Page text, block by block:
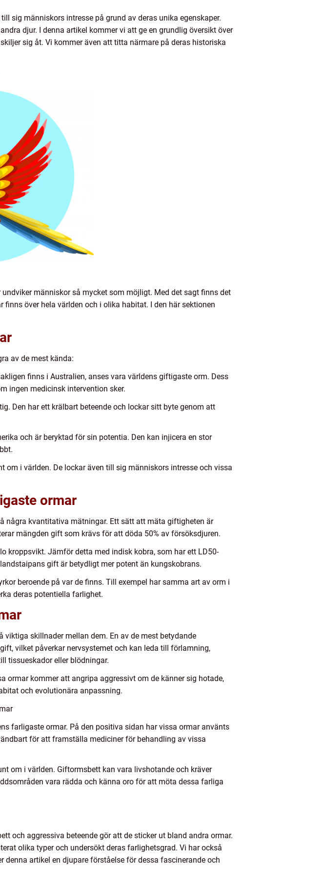
sig människors intresse på grund av deras unika egenskaper.
djur. I denna artikel kommer vi att ge en grundlig översikt över
sig åt. Vi kommer även att titta närmare på deras historiska
människor så mycket som möjligt. Med det sagt finns det
över hela världen och i olika habitat. I den här sektionen
av de mest kända:
finns i Australien, anses vara världens giftigaste orm. Dess
ingen medicinsk intervention sker.
Den har ett krälbart beteende och lockar sitt byte genom att
och är beryktad för sin potentia. Den kan injicera en stor
i världen. De lockar även till sig människors intresse och vissa
ormar
några kvantitativa mätningar. Ett sätt att mäta giftigheten är
mängden gift som krävs för att döda 50% av försöksdjuren.
kroppsvikt. Jämför detta med indisk kobra, som har ett LD50-
gift är betydligt mer potent än kungskobrans.
beroende på var de finns. Till exempel har samma art av orm i
deras potentiella farlighet.
skillnader mellan dem. En av de mest betydande
vilket påverkar nervsystemet och kan leda till förlamning,
tissueskador eller blödningar.
ormar kommer att angripa aggressivt om de känner sig hotade,
och evolutionära anpassning.
farligaste ormar. På den positiva sidan har vissa ormar använts
för att framställa mediciner för behandling av vissa
om i världen. Giftormsbett kan vara livshotande och kräver
vara rädda och känna oro för att möta dessa farliga
och aggressiva beteende gör att de sticker ut bland andra ormar.
olika typer och undersökt deras farlighetsgrad. Vi har också
artikel en djupare förståelse för dessa fascinerande och